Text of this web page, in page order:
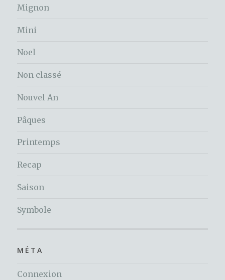
Mignon
Mini
Noel
Non classé
Nouvel An
Pâques
Printemps
Recap
Saison
Symbole
MÉTA
Connexion